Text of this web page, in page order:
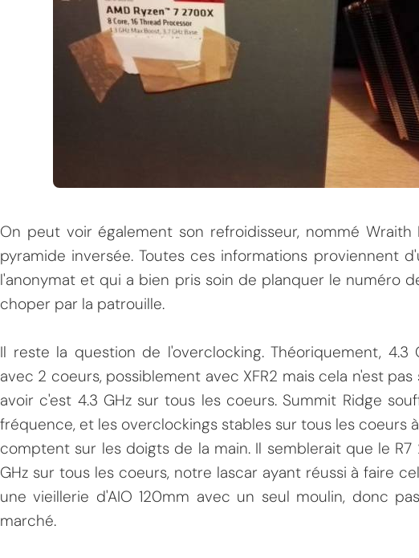
On peut voir également son refroidisseur, nommé
pyramide inversée. Toutes ces informations proviennent
l'anonymat et qui a bien pris soin de planquer le numéro
choper par la patrouille.
Il reste la question de l'overclocking. Théoriquement,
avec 2 coeurs, possiblement avec XFR2 mais cela n'est
avoir c'est 4.3 GHz sur tous les coeurs. Summit Ridge
fréquence, et les overclockings stables sur tous les coeurs à
comptent sur les doigts de la main. Il semblerait que le
GHz sur tous les coeurs, notre lascar ayant réussi à faire
une vieillerie d'AIO 120mm avec un seul moulin, donc
marché.